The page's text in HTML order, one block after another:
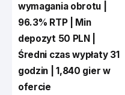
wymagania obrotu |
96.3% RTP | Min
depozyt 50 PLN |
Średni czas wypłaty 31
godzin | 1,840 gier w
ofercie